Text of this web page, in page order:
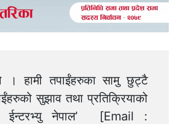
। हामी तपाईंहरुका सामु छुट्टै
सुझाव तथा प्रतिक्रियाको
ईन्टरभ्यु नेपाल’ [Email :